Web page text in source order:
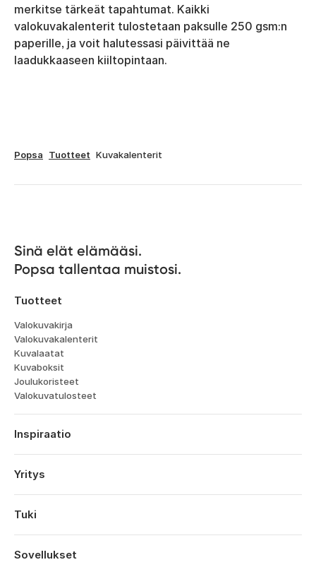
merkitse tärkeät tapahtumat. Kaikki
valokuvakalenterit tulostetaan paksulle 250 gsm:n
paperille, ja voit halutessasi päivittää ne
laadukkaaseen kiiltopintaan.
Popsa Tuotteet Kuvakalenterit
Sinä elät elämääsi.
Popsa tallentaa muistosi.
Tuotteet
Valokuvakirja
Valokuvakalenterit
Kuvalaatat
Kuvaboksit
Joulukoristeet
Valokuvatulosteet
Inspiraatio
Matka
Häät
Vuosipaivat
Ystavanpaiva
Yritys
Tietoa
Ominaisuudet
Affiliates
Tuki
Kirjaudu sisään
Tilaushistoria
Sovellukset